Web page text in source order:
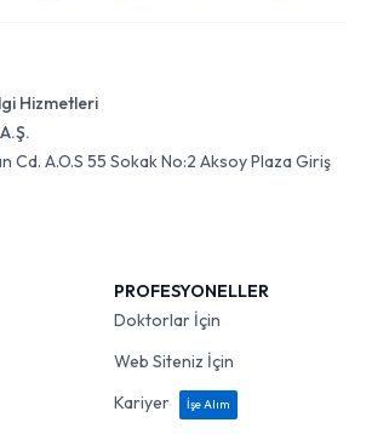
Hizmetleri
Cd. A.O.S 55 Sokak No:2 Aksoy Plaza Giriş
PROFESYONELLER
Doktorlar İçin
Web Siteniz İçin
Kariyer
İşe Alım